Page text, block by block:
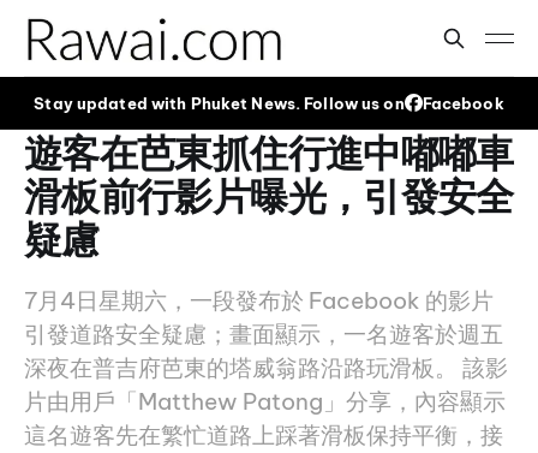
Stay updated with Phuket News. Follow us on Facebook
遊客在芭東抓住行進中嘟嘟車
滑板前行影片曝光，引發安全
疑慮
7月4日星期六，一段發布於 Facebook 的影片
引發道路安全疑慮；畫面顯示，一名遊客於週五
深夜在普吉府芭東的塔威翁路沿路玩滑板。 該影
片由用戶「Matthew Patong」分享，內容顯示
這名遊客先在繁忙道路上踩著滑板保持平衡，接